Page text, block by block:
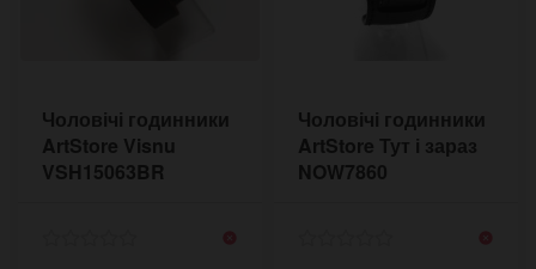
Чоловічі годинники
ArtStore Visnu
VSH15063BR
Чоловічі годинники
ArtStore Тут і зараз
NOW7860